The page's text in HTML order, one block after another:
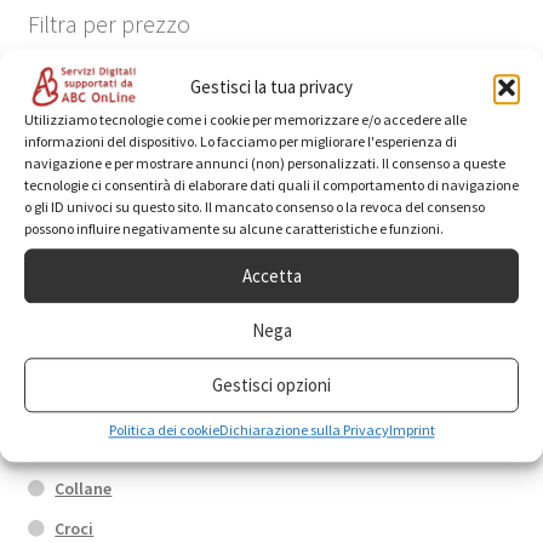
Gestisci la tua privacy
Utilizziamo tecnologie come i cookie per memorizzare e/o accedere alle
informazioni del dispositivo. Lo facciamo per migliorare l'esperienza di
navigazione e per mostrare annunci (non) personalizzati. Il consenso a queste
tecnologie ci consentirà di elaborare dati quali il comportamento di navigazione
o gli ID univoci su questo sito. Il mancato consenso o la revoca del consenso
possono influire negativamente su alcune caratteristiche e funzioni.
Accetta
Nega
Gestisci opzioni
Politica dei cookieDichiarazione sulla PrivacyImprint
Filtra per prezzo
Filtra Prezzo:0€
Categorie prodotto
Bracciali
Collane
Croci